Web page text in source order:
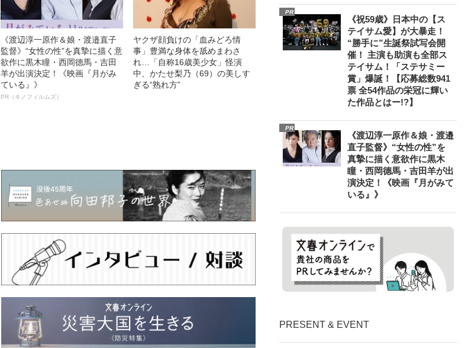
《渡辺淳一原作＆娘・渡邉直子
監督》“女性の性”を真摯に描く意
欲作に黒木瞳・西岡德馬・吉田
羊が出演決定！《映画『月がみ
ている』》
PR（キノフィルムズ）
ヤクザ顔負けの「血みどろ情
事」豊満な身体を舐めまわさ
れ…「自称16歳美少女」怪演
中、かたせ梨乃（69）の美しす
ぎる“熟れ方”
PR
《祝59歳》日本中の【ス
テイサム愛】が大暴走！
“勝手に”生誕祭試写会開
催！ 主演も助演も全部ス
テイサム！「ステサミー
賞」爆誕！【応募総数941
票 全54作品の栄冠に輝い
た作品とはー!?】
PR
《渡辺淳一原作＆娘・渡邉
直子監督》“女性の性”を
真摯に描く意欲作に黒木
瞳・西岡德馬・吉田羊が出
演決定！《映画『月がみて
いる』》
PRESENT & EVENT